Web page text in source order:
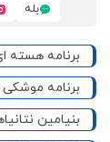
بله
برنامه هسته
برنامه موشکی
بنیامین